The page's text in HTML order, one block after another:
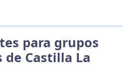
para grupos
de Castilla La